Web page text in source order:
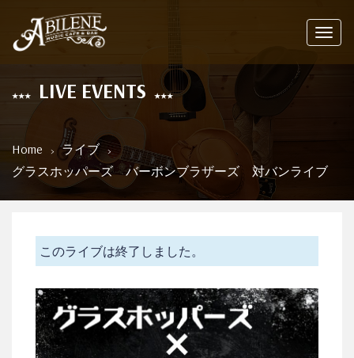
LIVE EVENTS
Home
ライブ
グラスホッパーズ バーボンブラザーズ 対バンライブ
このライブは終了しました。